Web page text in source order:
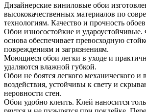
Дизайнерские виниловые обои
высококачественных материалов по
технологиям. Качество и прочность
Обои износостойкие и удароустойчивые.
основа обеспечивает превосходную
повреждениям и загрязнениям.
Моющиеся обои легки в уходе и
удаляются влажной губкой.
Обои не боятся легкого механического и
воздействия, устойчивы к свету и
неровности стен.
Обои удобно клеить. Клей наносится